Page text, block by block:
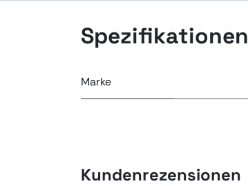
Spezifikationen
Marke
Kundenrezensionen